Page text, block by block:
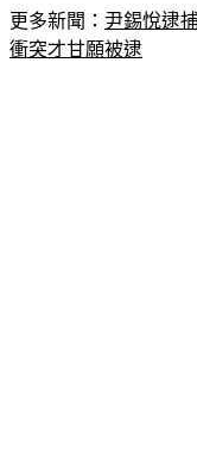
更多新聞： 尹錫悅逮
衝突才甘願被逮